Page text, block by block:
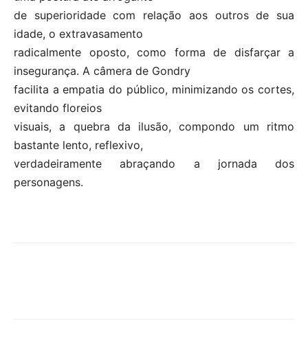
de superioridade com relação aos outros de sua
idade, o extravasamento
radicalmente oposto, como forma de disfarçar a
insegurança. A câmera de Gondry
facilita a empatia do público, minimizando os cortes,
evitando floreios
visuais, a quebra da ilusão, compondo um ritmo
bastante lento, reflexivo,
verdadeiramente abraçando a jornada dos
personagens.